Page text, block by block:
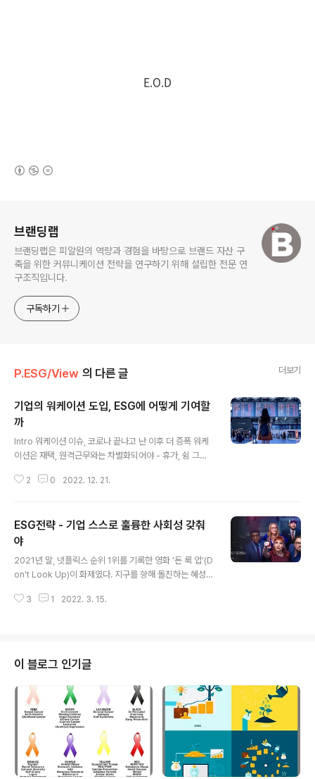
E.O.D
브랜딩랩
브랜딩랩은 피알원의 역량과 경험을 바탕으로 브랜드 자산 구
축을 위한 커뮤니케이션 전략을 연구하기 위해 설립한 전문 연
구조직입니다.
구독하기
P.ESG/View 의 다른 글 더보기
기업의 워케이션 도입, ESG에 어떻게 기여할
까
Intro 워케이션 이슈, 코로나 끝나고 난 이후 더 증폭 워케
이션은 재택, 원격근무와는 차별화되어야 - 휴가, 쉼 그리
G의 S 차원 중 1) 고용 및 근로환경, 2) 제품서비스 안전
수용하고 나와 조직의 비전을 일치시키는 일이 중요합니
다. 그 중심에 업무문화가 있습니다. 코로나 시기에 많은 직
장인들은 9 to 6 오피스 업무 환경에서 벗어나도 업무 진
행에 큰 차질이 없다는 것을 자각하게 되었습니다. 일상이
회복되고, 재택업무 환경에서 벗어 났음에도 어떤 기업들
은 오히려 더 적극적인 탈 오피스 업무 환경을 조성하고 있
2 0 2022. 12. 21.
ESG전략 - 기업 스스로 훌륭한 사회성 갖춰
야
2021년 말, 넷플릭스 순위 1위를 기록한 영화 '돈 룩 업'(D
on't Look Up)이 화제였다. 지구를 향해 돌진하는 혜성
고하는 내용이다. 이 과정에서 정치권, 미디어, 대중을 향한
이념과 주장에서 느끼는 '기분'으로 진실을 선택한다고 했
다. 요즘 MZ세대들은 의식면에서 여러모로 과거와 다르
다. 예로 착한 상점이나 기업의 생산품을 구매함으로써 그
들이 더욱 이득을 얻을 수 있도록 보답하고 돕자’는데 열심
이다. 이는 ‘환경’과 ‘공정성’에 대한 관심이 커진 MZ세대
들이 이를 중요한 ..
3 1 2022. 3. 15.
이 블로그 인기글